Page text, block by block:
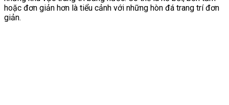
hoặc đơn giản hơn là tiểu cảnh với những hòn đá trang trí đơn
giản.